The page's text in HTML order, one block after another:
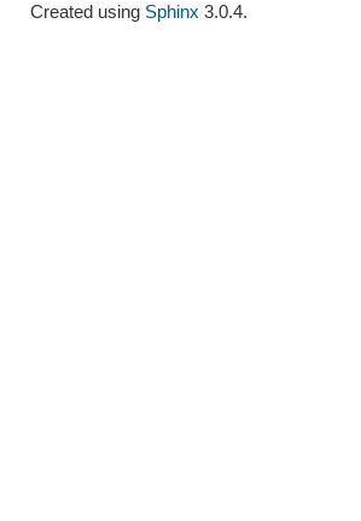
Created using Sphinx 3.0.4.